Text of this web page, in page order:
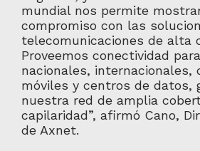
mundial nos permite
compromiso con las
telecomunicaciones de alta
Proveemos conectividad
nacionales, internacionales,
móviles y centros de datos,
nuestra red de amplia
capilaridad”, afirmó Cano,
de Axnet.